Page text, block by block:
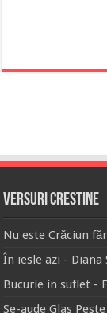
Versuri Crestine
Nu este Crăciun
În iesle azi - Diana
Bucurie in suflet -
Se-aude Glas